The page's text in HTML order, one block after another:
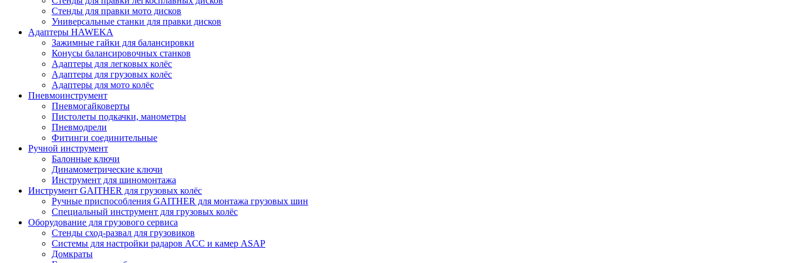
Стенды для правки мото дисков
Универсальные станки для правки дисков
Адаптеры HAWEKA
Зажимные гайки для балансировки
Конусы балансировочных станков
Адаптеры для легковых колёс
Адаптеры для грузовых колёс
Адаптеры для мото колёс
Пневмоинструмент
Пневмогайковерты
Пистолеты подкачки, манометры
Пневмодрели
Фитинги соединительные
Ручной инструмент
Балонные ключи
Динамометрические ключи
Инструмент для шиномонтажа
Инструмент GAITHER для грузовых колёс
Ручные приспособления GAITHER для монтажа грузовых шин
Специальный инструмент для грузовых колёс
Оборудование для грузового сервиса
Стенды сход-развал для грузовиков
Системы для настройки радаров ACC и камер ASAP
Домкраты